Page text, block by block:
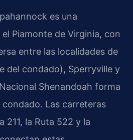
es una
Piamonte de Virginia, con
entre las localidades de
del condado), Sperryville y
Shenandoah forma
Las carreteras
211, la Ruta 522 y la